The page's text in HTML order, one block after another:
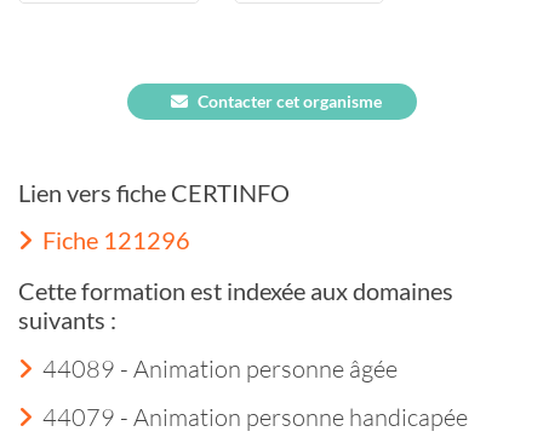
Contacter cet organisme
Lien vers fiche CERTINFO
Fiche 121296
Cette formation est indexée aux domaines
suivants :
44089 - Animation personne âgée
44079 - Animation personne handicapée